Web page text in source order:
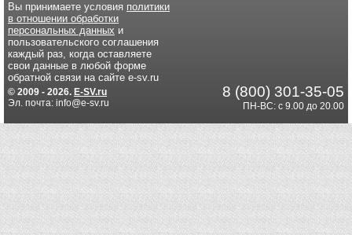
Вы принимаете условия политики
в отношении обработки
персональных данных и
пользовательского соглашения
каждый раз, когда оставляете
свои данные в любой форме
обратной связи на сайте e-sv.ru
© 2009 - 2026. E-SV.ru
Эл. почта: info@e-sv.ru
8 (800) 301-35-05
ПН-ВС: с 9.00 до 20.00